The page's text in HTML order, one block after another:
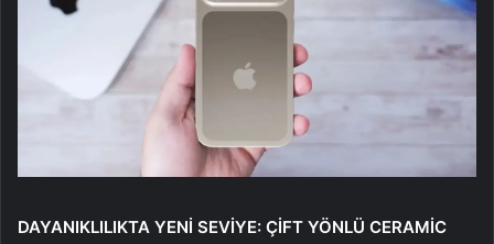
DAYANIKLILIKTA YENİ SEVİYE: ÇİFT YÖNLÜ CERAMİC